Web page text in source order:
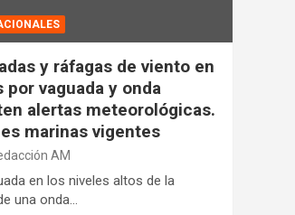
y ráfagas de viento en
vaguada y onda
alertas meteorológicas.
marinas vigentes
AM
en los niveles altos de la
una onda…